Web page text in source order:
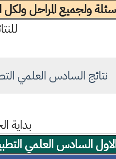
ولجميع المراحل ولكل
نتائج السادس العلمي
بداية
الاول السادس العلمي